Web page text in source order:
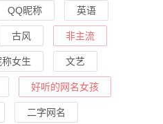
QQ昵称 英语
古风 非主流
称女生 文艺
好听的网名女孩
二字网名